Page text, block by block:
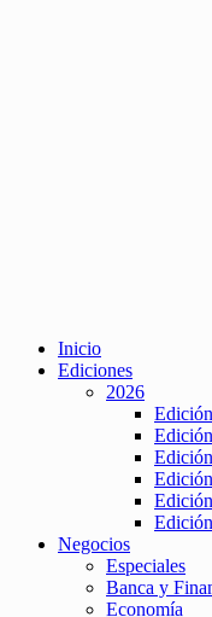
Inicio
Ediciones
2026
Negocios
Especiales
Banca y
Economía